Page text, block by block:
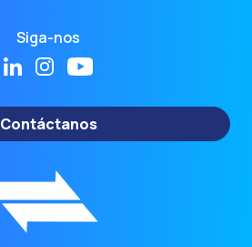
Siga-nos
Contáctanos